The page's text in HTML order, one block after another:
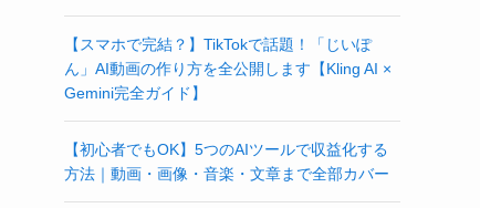
【スマホで完結？】TikTokで話題！「じいぽ
ん」AI動画の作り方を全公開します【Kling AI ×
Gemini完全ガイド】
【初心者でもOK】5つのAIツールで収益化する
方法｜動画・画像・音楽・文章まで全部カバー